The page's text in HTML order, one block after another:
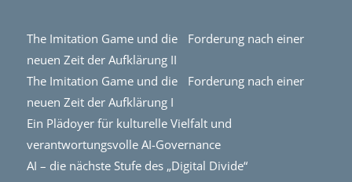
The Imitation Game und die Forderung nach einer
neuen Zeit der Aufklärung II
The Imitation Game und die Forderung nach einer
neuen Zeit der Aufklärung I
Ein Plädoyer für kulturelle Vielfalt und
verantwortungsvolle AI-Governance
AI – die nächste Stufe des „Digital Divide“